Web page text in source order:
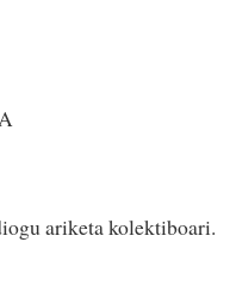
ariketa kolektiboari.